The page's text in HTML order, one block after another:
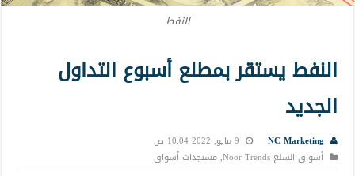
النفط
النفط يستقر بمطلع أسبوع التداول
الجديد
NC Marketing
9 مايو, 2022 10:04 ص
أسواق السلع Noor Trends
,مستجدات أسواق